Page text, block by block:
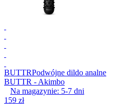
BUTTRPodwójne dildo analne
BUTTR - Akimbo
Na magazynie: 5-7 dni
159 zł